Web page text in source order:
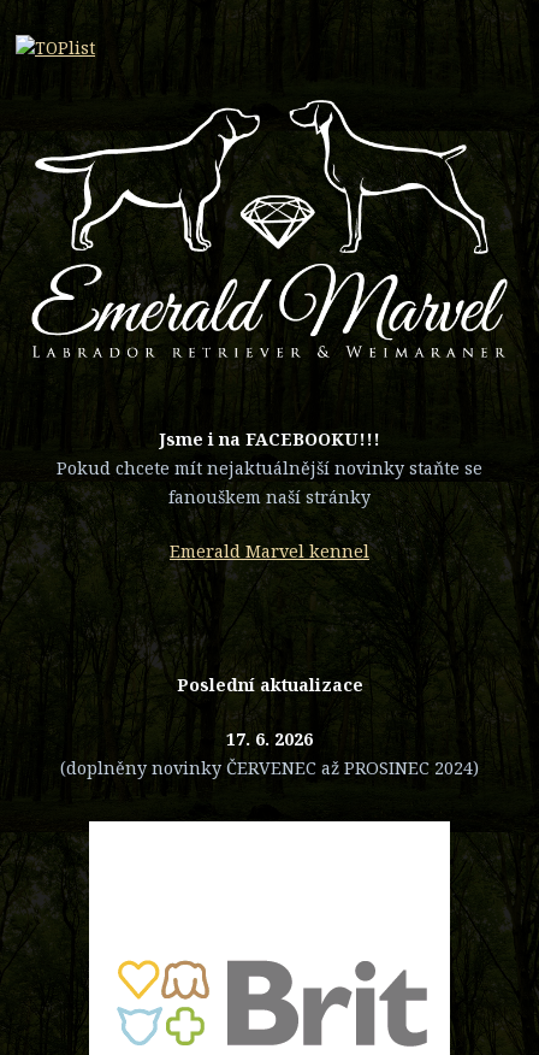
​Jsme i na FACEBOOKU!!!
Pokud chcete mít nejaktuálnější novinky staňte se
fanouškem naší stránky
Emerald Marvel kennel
Poslední aktualizace
17. 6. 2026
(doplněny novinky ČERVENEC až PROSINEC 2024)